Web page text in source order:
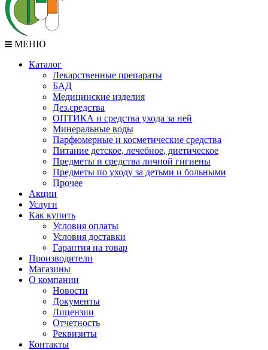
МЕНЮ
Каталог
Лекарственные препараты
БАД
Медицинские изделия
Дез.средства
ОПТИКА и средства ухода за ней
Минеральные воды
Парфюмерные и косметические средства
Питание детское, лечебное, диетическое
Предметы и средства личной гигиены
Предметы по уходу за детьми и больными
Прочее
Акции
Услуги
Как купить
Условия оплаты
Условия доставки
Гарантия на товар
Производители
Магазины
О компании
Новости
Документы
Лицензии
Отчетность
Реквизиты
Контакты